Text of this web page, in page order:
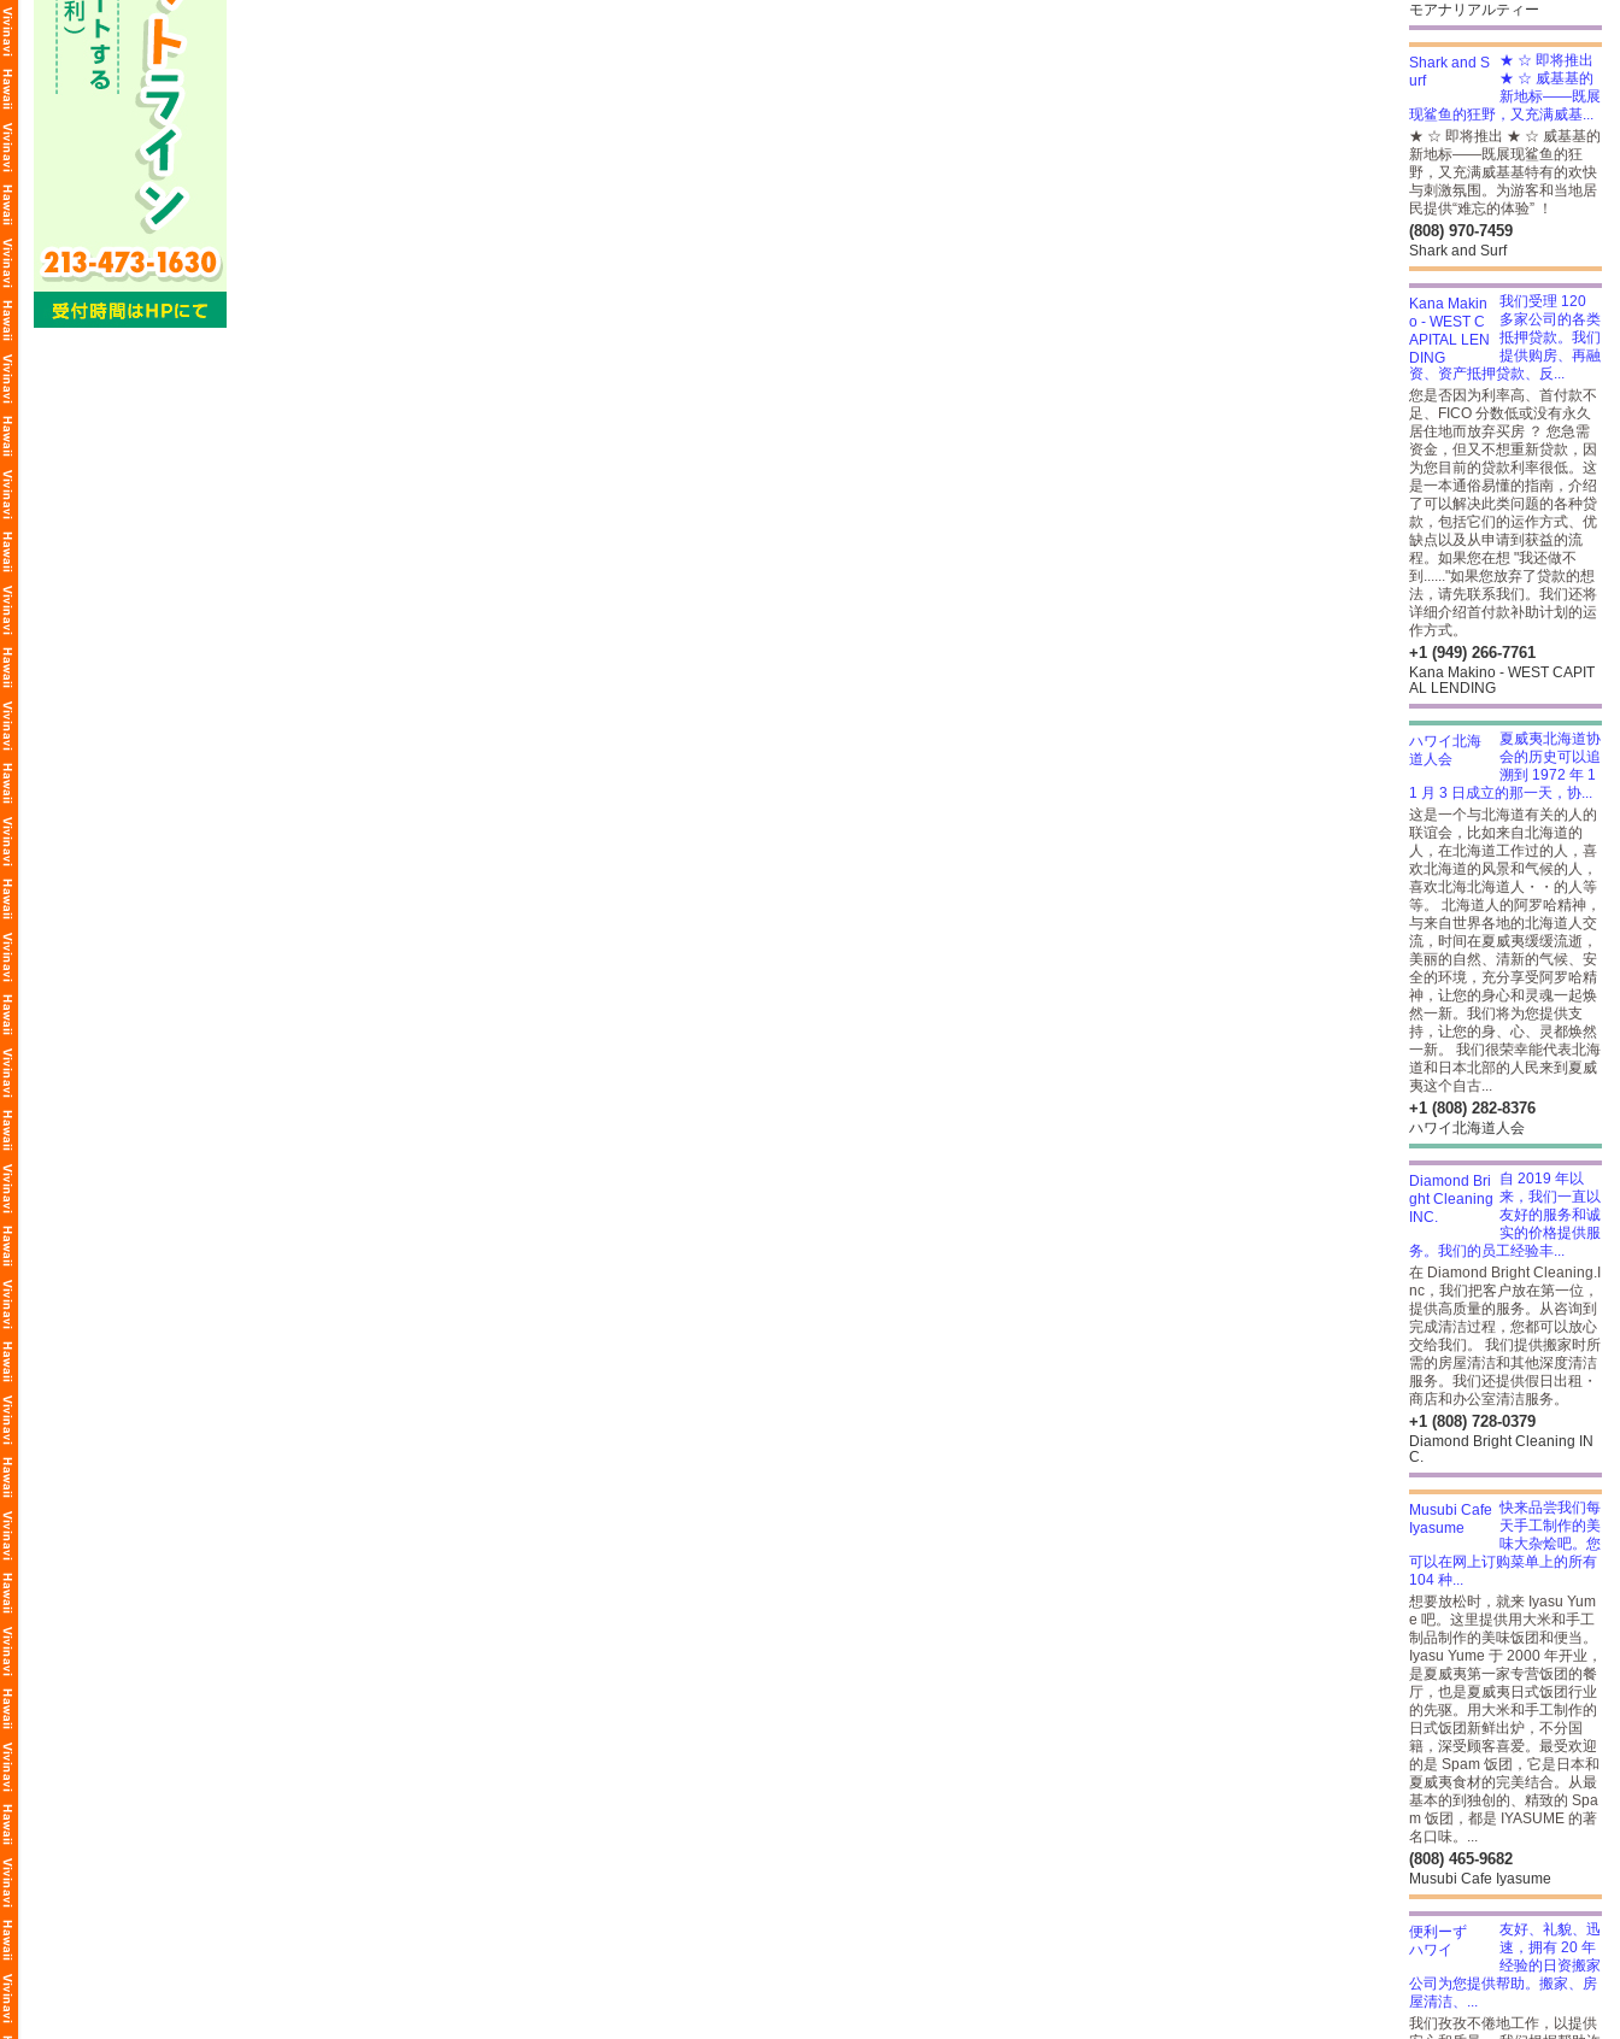
モアナリアルティー
★ ☆ 即将推出
★ ☆ 威基基的
新地标——既展
现鲨鱼的狂野，又充满威基...
★ ☆ 即将推出 ★ ☆ 威基基的
新地标——既展现鲨鱼的狂
野，又充满威基基特有的欢快
与刺激氛围。为游客和当地居
民提供“难忘的体验” ！
(808) 970-7459
Shark and Surf
我们受理 120
多家公司的各类
抵押贷款。我们
提供购房、再融
资、资产抵押贷款、反...
您是否因为利率高、首付款不
足、FICO 分数低或没有永久
居住地而放弃买房 ？ 您急需
资金，但又不想重新贷款，因
为您目前的贷款利率很低。这
是一本通俗易懂的指南，介绍
了可以解决此类问题的各种贷
款，包括它们的运作方式、优
缺点以及从申请到获益的流
程。如果您在想 "我还做不
到......"如果您放弃了贷款的想
法，请先联系我们。我们还将
详细介绍首付款补助计划的运
作方式。
+1 (949) 266-7761
Kana Makino - WEST CAPIT
AL LENDING
夏威夷北海道协
会的历史可以追
溯到 1972 年 1
1 月 3 日成立的那一天，协...
这是一个与北海道有关的人的
联谊会，比如来自北海道的
人，在北海道工作过的人，喜
欢北海道的风景和气候的人，
喜欢北海北海道人・・的人等
等。 北海道人的阿罗哈精神，
与来自世界各地的北海道人交
流，时间在夏威夷缓缓流逝，
美丽的自然、清新的气候、安
全的环境，充分享受阿罗哈精
神，让您的身心和灵魂一起焕
然一新。我们将为您提供支
持，让您的身、心、灵都焕然
一新。 我们很荣幸能代表北海
道和日本北部的人民来到夏威
夷这个自古...
+1 (808) 282-8376
ハワイ北海道人会
自 2019 年以
来，我们一直以
友好的服务和诚
实的价格提供服
务。我们的员工经验丰...
在 Diamond Bright Cleaning.I
nc，我们把客户放在第一位，
提供高质量的服务。从咨询到
完成清洁过程，您都可以放心
交给我们。 我们提供搬家时所
需的房屋清洁和其他深度清洁
服务。我们还提供假日出租・
商店和办公室清洁服务。
+1 (808) 728-0379
Diamond Bright Cleaning IN
C.
快来品尝我们每
天手工制作的美
味大杂烩吧。您
可以在网上订购菜单上的所有
104 种...
想要放松时，就来 Iyasu Yum
e 吧。这里提供用大米和手工
制品制作的美味饭团和便当。
Iyasu Yume 于 2000 年开业，
是夏威夷第一家专营饭团的餐
厅，也是夏威夷日式饭团行业
的先驱。用大米和手工制作的
日式饭团新鲜出炉，不分国
籍，深受顾客喜爱。最受欢迎
的是 Spam 饭团，它是日本和
夏威夷食材的完美结合。从最
基本的到独创的、精致的 Spa
m 饭团，都是 IYASUME 的著
名口味。...
(808) 465-9682
Musubi Cafe Iyasume
友好、礼貌、迅
速，拥有 20 年
经验的日资搬家
公司为您提供帮助。搬家、房
屋清洁、...
我们孜孜不倦地工作，以提供